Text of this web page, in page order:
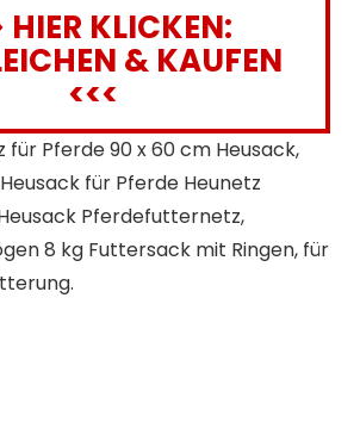
HIER KLICKEN:
& KAUFEN
<<<
für Pferde 90 x 60 cm Heusack,
für Pferde Heunetz
Pferdefutternetz,
8 kg Futtersack mit Ringen, für